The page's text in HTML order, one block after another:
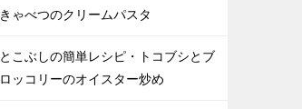
きゃべつのクリームパスタ
とこぶしの簡単レシピ・トコブシとブ
ロッコリーのオイスター炒め